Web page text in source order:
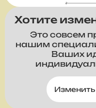
Хотите
Это совсем
нашим
Ваших